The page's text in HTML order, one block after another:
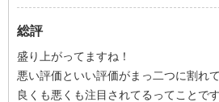
総評
盛り上がってますね！
悪い評価といい評価がまっ二つに割れ
良くも悪くも注目されてるってことです